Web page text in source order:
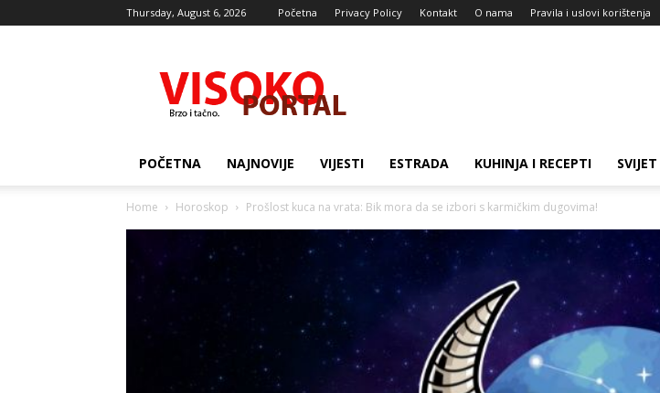
Thursday, August 6, 2026 Početna Privacy Policy Kontakt O nama Pravila i uslovi korištenja
portal
POČETNA NAJNOVIJE VIJESTI ESTRADA KUHINJA I RECEPTI SVIJET
Home Horoskop Prošlost kuca na vrata: Bik mora da se izbori s karmičkim dugovima!